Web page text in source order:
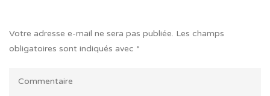
Votre adresse e-mail ne sera pas publiée. Les champs
obligatoires sont indiqués avec *